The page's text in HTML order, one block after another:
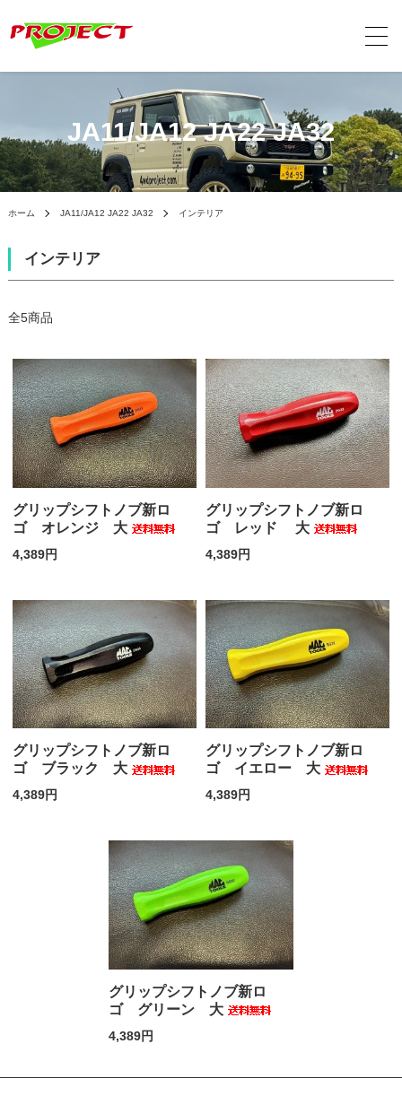
JA11/JA12 JA22 JA32
ホーム JA11/JA12 JA22 JA32 インテリア
インテリア
全5商品
グリップシフトノブ新ロ
ゴ オレンジ 大
4,389円
グリップシフトノブ新ロ
ゴ レッド 大
4,389円
グリップシフトノブ新ロ
ゴ ブラック 大
4,389円
グリップシフトノブ新ロ
ゴ イエロー 大
4,389円
グリップシフトノブ新ロ
ゴ グリーン 大
4,389円